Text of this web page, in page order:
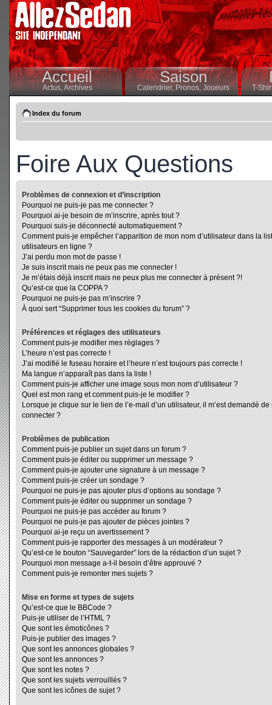
Accueil
Actus,Archives
Saison
Calendrier,Pronos, Joueurs T-
Index du forum
Foire Aux Questions
Problèmes de connexion et d’inscription
Pourquoi ne puis-je pas me connecter ?
Pourquoi ai-je besoin de m’inscrire, après tout ?
Pourquoi suis-je déconnecté automatiquement ?
Comment puis-je empêcher l’apparition de mon nom d’utilisateur dans la
utilisateurs en ligne ?
J’ai perdu mon mot de passe !
Je suis inscrit mais ne peux pas me connecter !
Je m’étais déjà inscrit mais ne peux plus me connecter à présent ?!
Qu’est-ce que la COPPA ?
Pourquoi ne puis-je pas m’inscrire ?
À quoi sert “Supprimer tous les cookies du forum” ?
Préférences et réglages des utilisateurs
Comment puis-je modifier mes réglages ?
L’heure n’est pas correcte !
J’ai modifié le fuseau horaire et l’heure n’est toujours pas correcte !
Ma langue n’apparaît pas dans la liste !
Comment puis-je afficher une image sous mon nom d’utilisateur ?
Quel est mon rang et comment puis-je le modifier ?
Lorsque je clique sur le lien de l’e-mail d’un utilisateur, il m’est demandé de
connecter ?
Problèmes de publication
Comment puis-je publier un sujet dans un forum ?
Comment puis-je éditer ou supprimer un message ?
Comment puis-je ajouter une signature à un message ?
Comment puis-je créer un sondage ?
Pourquoi ne puis-je pas ajouter plus d’options au sondage ?
Comment puis-je éditer ou supprimer un sondage ?
Pourquoi ne puis-je pas accéder au forum ?
Pourquoi ne puis-je pas ajouter de pièces jointes ?
Pourquoi ai-je reçu un avertissement ?
Comment puis-je rapporter des messages à un modérateur ?
Qu’est-ce le bouton “Sauvegarder” lors de la rédaction d’un sujet ?
Pourquoi mon message a-t-il besoin d’être approuvé ?
Comment puis-je remonter mes sujets ?
Mise en forme et types de sujets
Qu’est-ce que le BBCode ?
Puis-je utiliser de l’HTML ?
Que sont les émoticônes ?
Puis-je publier des images ?
Que sont les annonces globales ?
Que sont les annonces ?
Que sont les notes ?
Que sont les sujets verrouillés ?
Que sont les icônes de sujet ?